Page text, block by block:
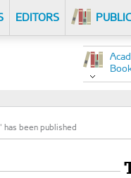
EDITORS
has been published